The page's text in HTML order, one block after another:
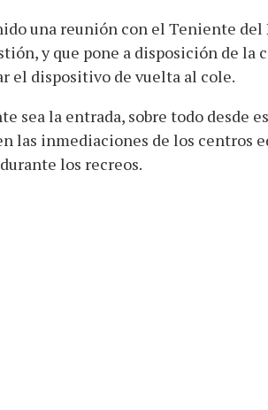
una reunión con el Teniente del
y que pone a disposición de la
el dispositivo de vuelta al cole.
sea la entrada, sobre todo desde
las inmediaciones de los centros
los recreos.